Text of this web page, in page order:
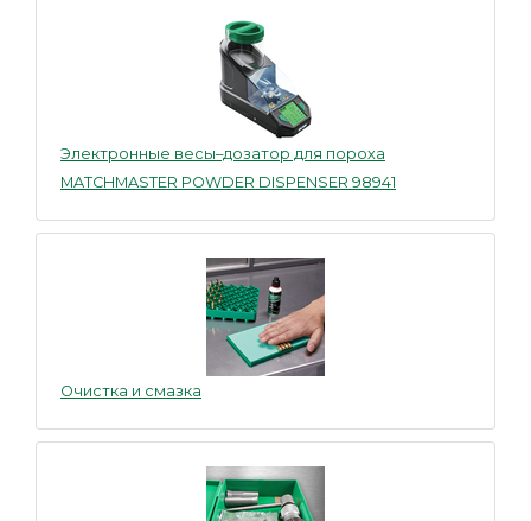
Электронные весы–дозатор для пороха
MATCHMASTER POWDER DISPENSER 98941
Очистка и смазка